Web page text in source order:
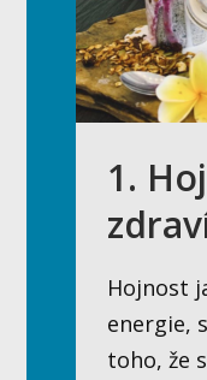
1.
Hojnost
energie,
toho, že